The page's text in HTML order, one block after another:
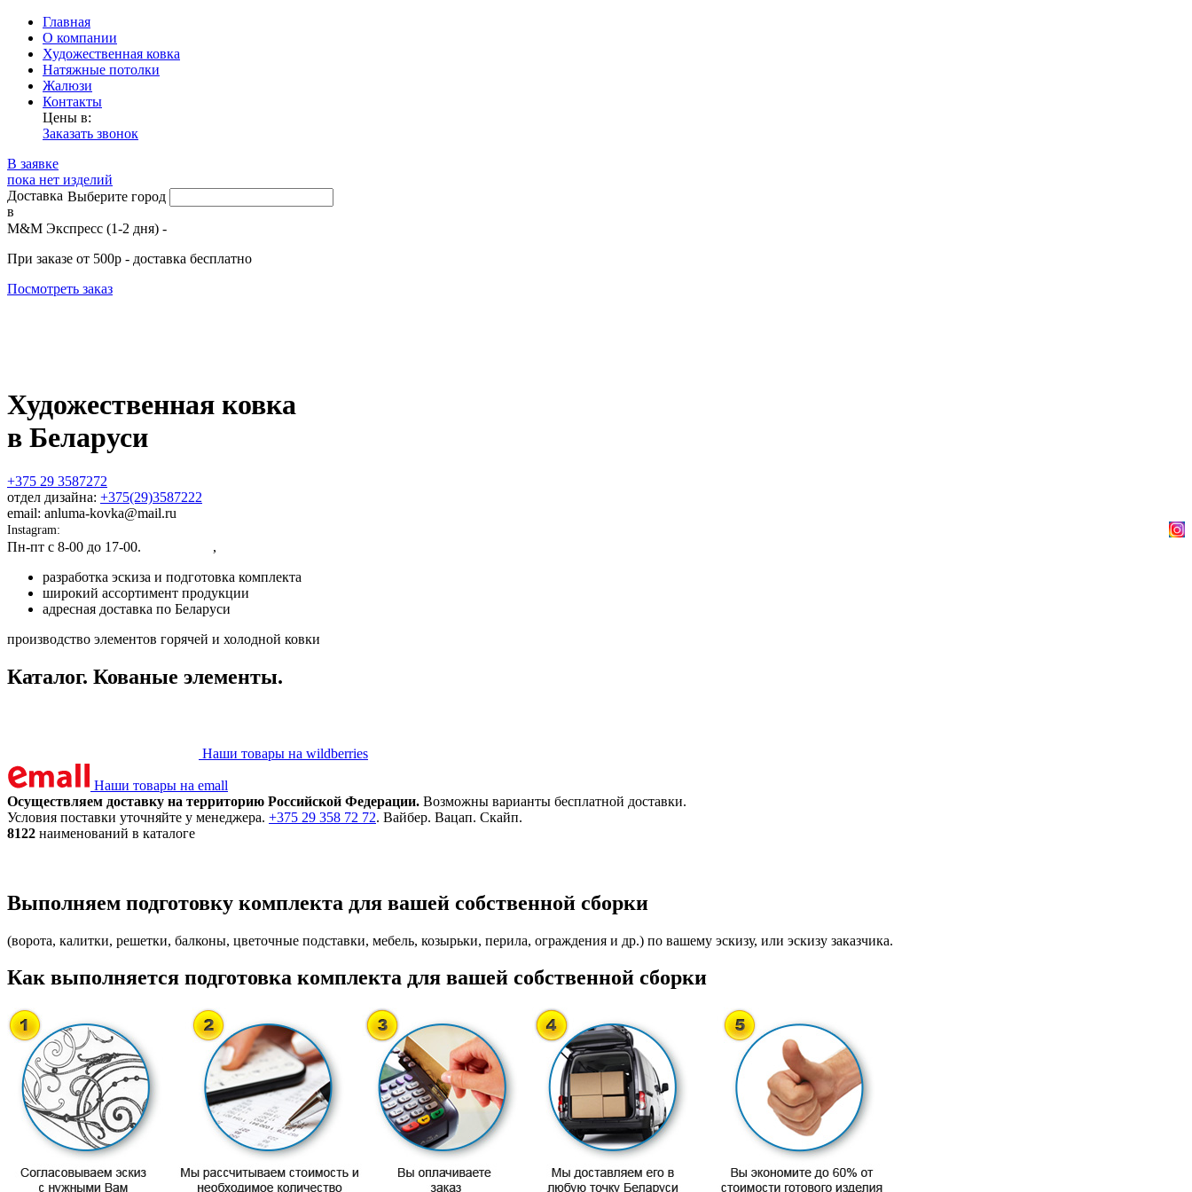
Главная
О компании
Художественная ковка
Натяжные потолки
Жалюзи
Контакты
Цены в:
Заказать звонок
В заявке
пока нет изделий
Доставка
в
Выберите город
М&М Экспресс (1-2 дня) -
При заказе от 500р - доставка бесплатно
Посмотреть заказ
Художественная ковка
в Беларуси
+375 29 3587272
отдел дизайна: +375(29)3587222
email: anluma-kovka@mail.ru
Instagram:
Пн-пт c 8-00 до 17-00. ,
разработка эскиза и подготовка комплекта
широкий ассортимент продукции
адресная доставка по Беларуси
производство элементов горячей и холодной ковки
Каталог. Кованые элементы.
Наши товары на wildberries
Наши товары на emall
Осуществляем доставку на территорию Российской Федерации. Возможны варианты бесплатной доставки.
Условия поставки уточняйте у менеджера. +375 29 358 72 72. Вайбер. Вацап. Скайп.
8122 наименований в каталоге
Выполняем подготовку комплекта для вашей собственной сборки
(ворота, калитки, решетки, балконы, цветочные подставки, мебель, козырьки, перила, ограждения и др.) по вашему эскизу, или эскизу заказчика.
Как выполняется подготовка комплекта для вашей собственной сборки